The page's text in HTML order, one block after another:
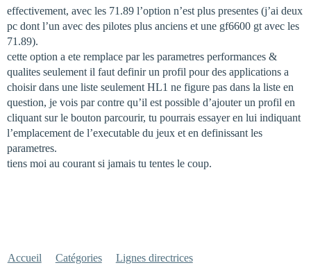
effectivement, avec les 71.89 l’option n’est plus presentes (j’ai deux
pc dont l’un avec des pilotes plus anciens et une gf6600 gt avec les
71.89).
cette option a ete remplace par les parametres performances &
qualites seulement il faut definir un profil pour des applications a
choisir dans une liste seulement HL1 ne figure pas dans la liste en
question, je vois par contre qu’il est possible d’ajouter un profil en
cliquant sur le bouton parcourir, tu pourrais essayer en lui indiquant
l’emplacement de l’executable du jeux et en definissant les
parametres.
tiens moi au courant si jamais tu tentes le coup.
Accueil Catégories Lignes directrices